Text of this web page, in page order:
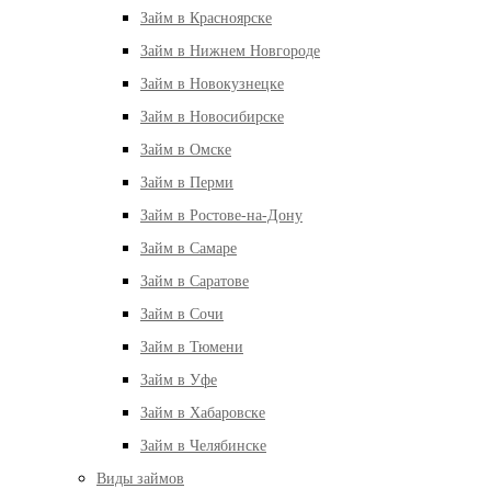
Займ в Красноярске
Займ в Нижнем Новгороде
Займ в Новокузнецке
Займ в Новосибирске
Займ в Омске
Займ в Перми
Займ в Ростове-на-Дону
Займ в Самаре
Займ в Саратове
Займ в Сочи
Займ в Тюмени
Займ в Уфе
Займ в Хабаровске
Займ в Челябинске
Виды займов